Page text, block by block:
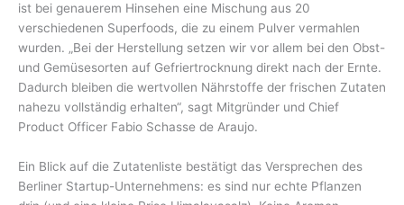
ist bei genauerem Hinsehen eine Mischung aus 20
verschiedenen Superfoods, die zu einem Pulver vermahlen
wurden. „Bei der Herstellung setzen wir vor allem bei den Obst-
und Gemüsesorten auf Gefriertrocknung direkt nach der Ernte.
Dadurch bleiben die wertvollen Nährstoffe der frischen Zutaten
nahezu vollständig erhalten“, sagt Mitgründer und Chief
Product Officer Fabio Schasse de Araujo.
Ein Blick auf die Zutatenliste bestätigt das Versprechen des
Berliner Startup-Unternehmens: es sind nur echte Pflanzen